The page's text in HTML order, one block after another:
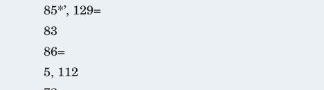
85*’, 129=
83
86=
5, 112